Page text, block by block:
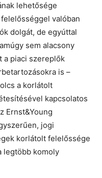
lehetősége
valóban
dolgát, de egyúttal
sem alacsony
a piaci szereplők
is –
a korlátolt
kapcsolatos
Ernst&Young
jogi
korlátolt felelőssége
legtöbb komoly